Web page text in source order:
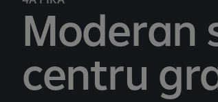
Moderan
centru